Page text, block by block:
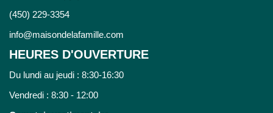
(450) 229-3354
info@maisondelafamille.com
HEURES D'OUVERTURE
Du lundi au jeudi : 8:30-16:30
Vendredi : 8:30 - 12:00